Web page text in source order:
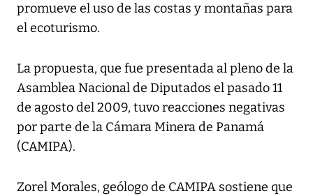
promueve el uso de las costas y montañas para
el ecoturismo.
La propuesta, que fue presentada al pleno de la
Asamblea Nacional de Diputados el pasado 11
de agosto del 2009, tuvo reacciones negativas
por parte de la Cámara Minera de Panamá
(CAMIPA).
Zorel Morales, geólogo de CAMIPA sostiene que